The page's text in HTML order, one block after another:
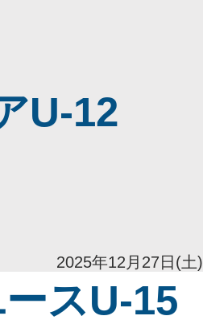
U-12
2025年12月27日(土)
午前 個人戦術​
スU-15